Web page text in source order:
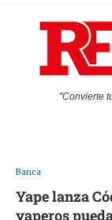
"Convierte
Banca
Yape lanza
yaperos